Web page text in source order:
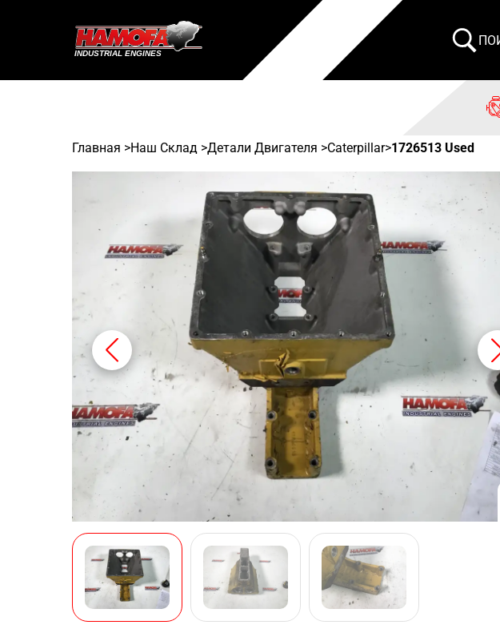
Главная >Наш Склад >Детали Двигателя >Caterpillar>1726513 Used